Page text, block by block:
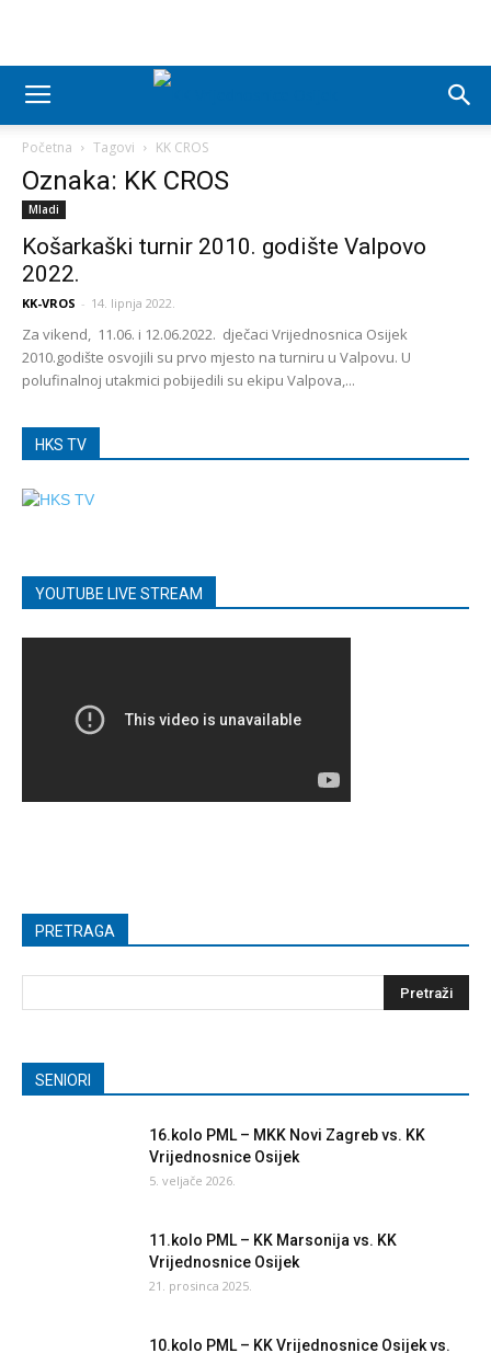
Početna Tagovi KK CROS
Oznaka: KK CROS
Mladi
Košarkaški turnir 2010. godište Valpovo
2022.
KK-VROS - 14. lipnja 2022.
Za vikend, 11.06. i 12.06.2022. dječaci Vrijednosnica Osijek
2010.godište osvojili su prvo mjesto na turniru u Valpovu. U
polufinalnoj utakmici pobijedili su ekipu Valpova,...
HKS TV
YOUTUBE LIVE STREAM
PRETRAGA
SENIORI
16.kolo PML – MKK Novi Zagreb vs. KK
Vrijednosnice Osijek
5. veljače 2026.
11.kolo PML – KK Marsonija vs. KK
Vrijednosnice Osijek
21. prosinca 2025.
10.kolo PML – KK Vrijednosnice Osijek vs.